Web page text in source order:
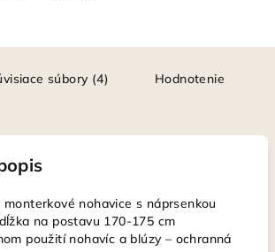
súbory (4) Hodnotenie
nohavice s náprsenkou
na postavu 170-175 cm
použití nohavíc a blúzy – ochranná